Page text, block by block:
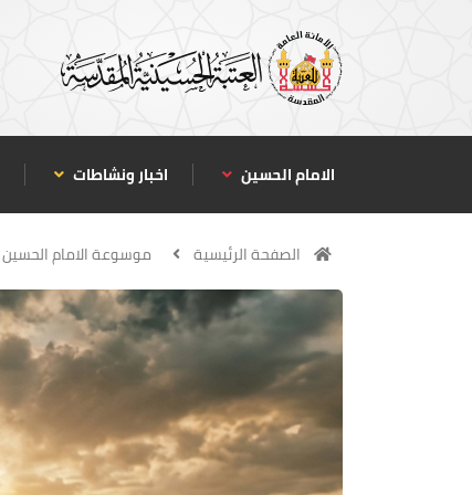
الامام الحسين اخبار ونشاطات
الصفحة الرئيسية موسوعة الامام الحسين